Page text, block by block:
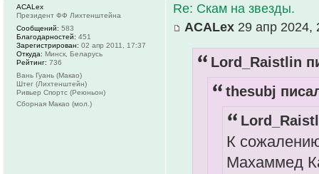
Re: Скам на звезды.
ACALex 29 апр 2024,
Lord_Raistlin
thesubj
К
Махаммед
ACALex
Президент ФФ Лихтенштейна
Сообщений: 583
Благодарностей: 451
Зарегистрирован: 02 апр 2011, 17:37
Откуда: Минск, Беларусь
Рейтинг: 736
Вань Гуань (Макао)
Штег (Лихтенштейн)
Ривьер Спортс (Реюньон)
Сборная Макао (мол.)